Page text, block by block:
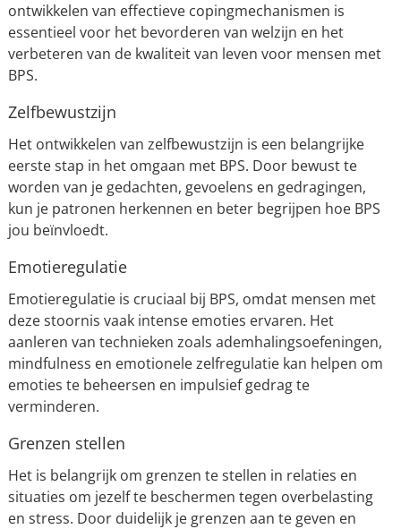
ontwikkelen van effectieve copingmechanismen is
essentieel voor het bevorderen van welzijn en het
verbeteren van de kwaliteit van leven voor mensen met
BPS.
Zelfbewustzijn
Het ontwikkelen van zelfbewustzijn is een belangrijke
eerste stap in het omgaan met BPS. Door bewust te
worden van je gedachten, gevoelens en gedragingen,
kun je patronen herkennen en beter begrijpen hoe BPS
jou beïnvloedt.
Emotieregulatie
Emotieregulatie is cruciaal bij BPS, omdat mensen met
deze stoornis vaak intense emoties ervaren. Het
aanleren van technieken zoals ademhalingsoefeningen,
mindfulness en emotionele zelfregulatie kan helpen om
emoties te beheersen en impulsief gedrag te
verminderen.
Grenzen stellen
Het is belangrijk om grenzen te stellen in relaties en
situaties om jezelf te beschermen tegen overbelasting
en stress. Door duidelijk je grenzen aan te geven en